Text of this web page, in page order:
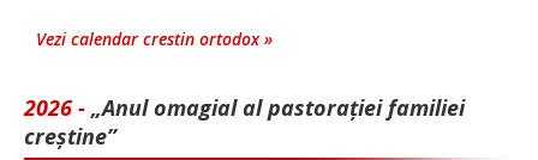
Vezi calendar crestin ortodox »
2026 - „Anul omagial al pastorației familiei
creștine”